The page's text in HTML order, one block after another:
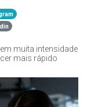
muita intensidade
mais rápido